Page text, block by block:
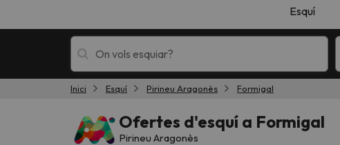
Esquí
Esquí Escapades
Inici Esquí Pirineu Aragonès Formigal
Ofertes d'esquí a Formigal
Pirineu Aragonès